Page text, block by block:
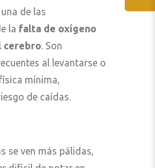
de las
la falta de oxígeno
cerebro. Son
al levantarse o
mínima,
de caídas.
se ven más pálidas,